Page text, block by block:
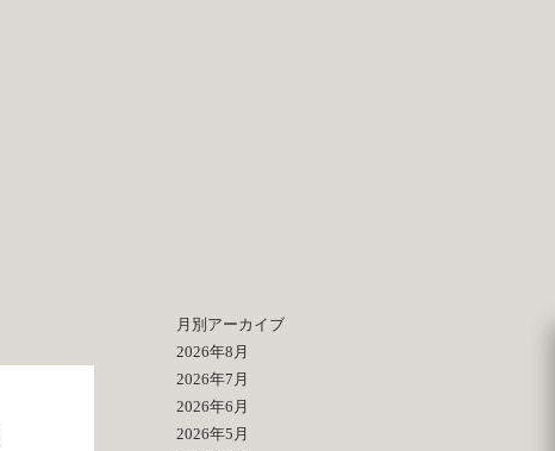
月別アーカイブ
2026年8月
2026年7月
2026年6月
2026年5月